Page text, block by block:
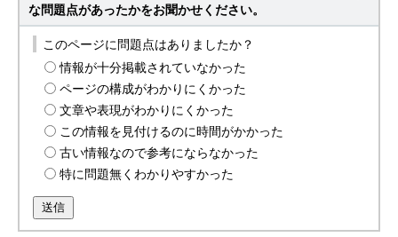
な問題点があったかをお聞かせください。
このページに問題点はありましたか？
情報が十分掲載されていなかった
ページの構成がわかりにくかった
文章や表現がわかりにくかった
この情報を見付けるのに時間がかかった
古い情報なので参考にならなかった
特に問題無くわかりやすかった
送信